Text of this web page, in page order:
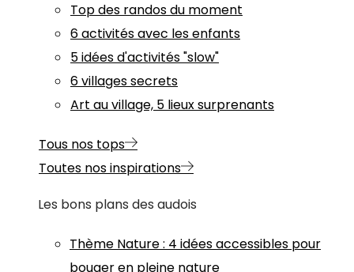
Top des randos du moment
6 activités avec les enfants
5 idées d'activités "slow"
6 villages secrets
Art au village, 5 lieux surprenants
Tous nos tops
Toutes nos inspirations
Les bons plans des audois
Thème Nature: 4 idées accessibles pour
bouger en pleine nature